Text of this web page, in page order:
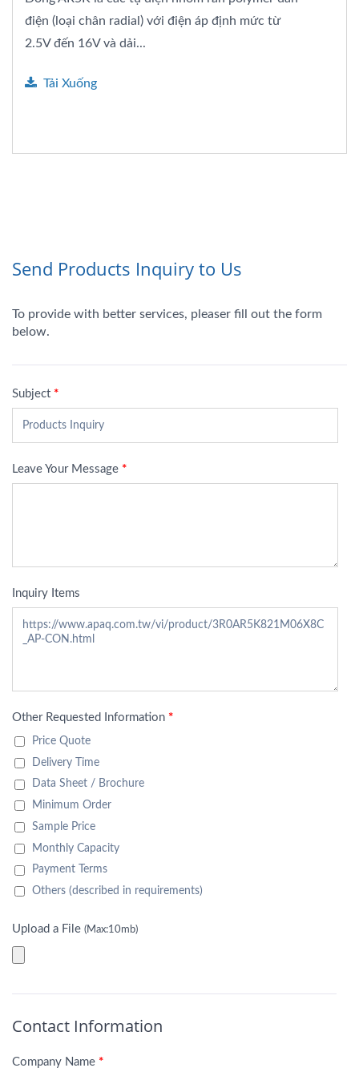
điện (loại chân radial) với điện áp định mức từ
2.5V đến 16V và dải...
Tải Xuống